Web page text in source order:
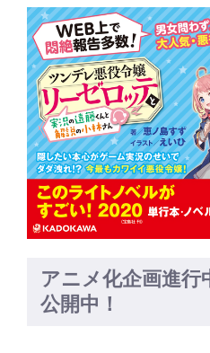
アニメ化企画進行
公開中！